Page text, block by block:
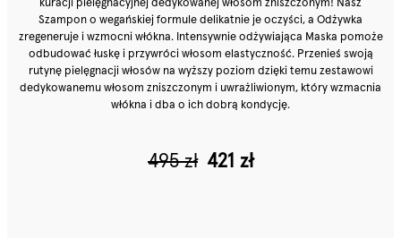
Szampon o wegańskiej formule delikatnie je oczyści, a Odżywka
zregeneruje i wzmocni włókna. Intensywnie odżywiająca Maska pomoże
odbudować łuskę i przywróci włosom elastyczność. Przenieś swoją
rutynę pielęgnacji włosów na wyższy poziom dzięki temu zestawowi
dedykowanemu włosom zniszczonym i uwrażliwionym, który wzmacnia
włókna i dba o ich dobrą kondycję.
495 zł 421 zł